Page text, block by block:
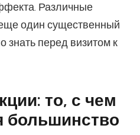
Различные
один существенный
знать перед визитом к
то, с чем
большинство